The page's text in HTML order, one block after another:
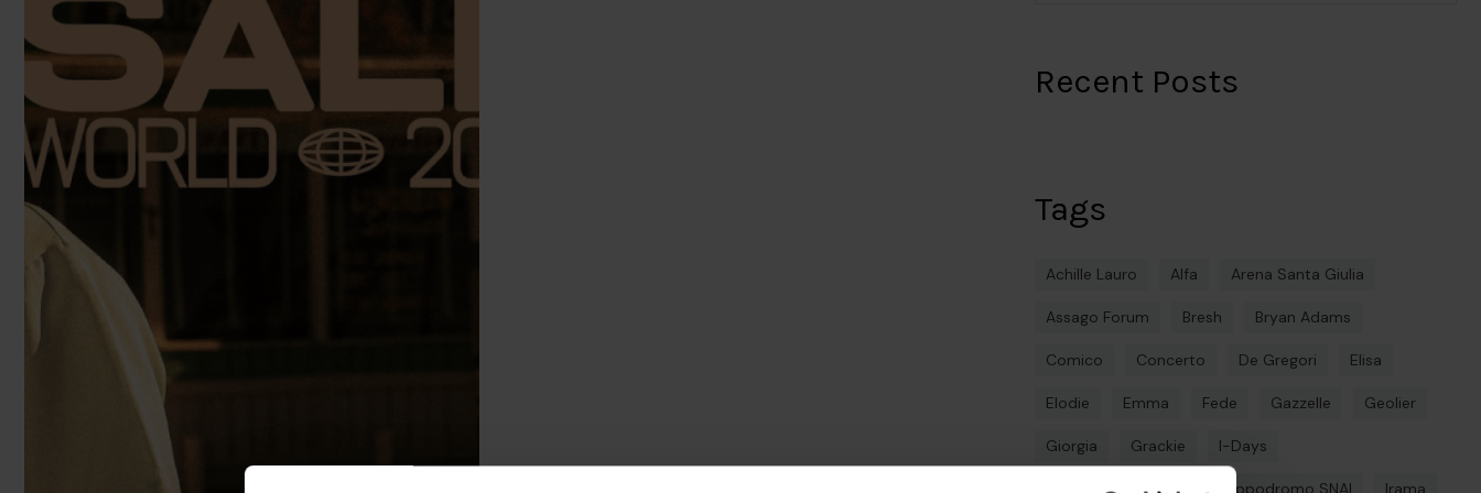
Recent Posts
Tags
Achille Lauro Alfa Arena Santa Giulia
Assago Forum Bresh Bryan Adams
Comico Concerto De Gregori Elisa
Elodie Emma Fede Gazzelle Geolier
Giorgia Grackie I-Days
Ippodromo La Maura Ippodromo SNAI Irama